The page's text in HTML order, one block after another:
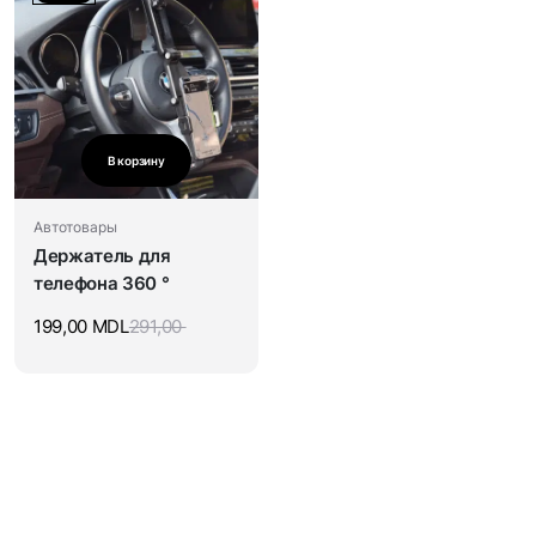
В корзину
Автотовары
Держатель для
телефона 360 °
291,00
199,00 MDL